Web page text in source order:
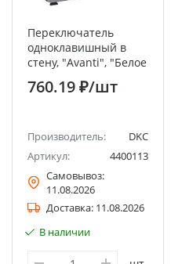
Переключатель
одноклавишный в
стену, "Avanti", "Белое
облако" DKC
760.19 ₽/шт
Производитель:
DKC
Артикул:
4400113
Самовывоз:
11.08.2026
Доставка: 11.08.2026
В наличии